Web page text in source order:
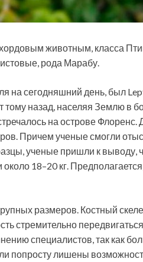
животным, класса
рода Марабу.
на сегодняшний день, был
назад, населяя Землю в
на острове
Причем ученые смогли
ученые пришли к выводу,
18–20 кг.
размеров. Костный
стремительно
специалистов, так как
попросту лишены